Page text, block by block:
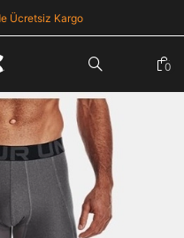
Ücretsiz Kargo
göster
0